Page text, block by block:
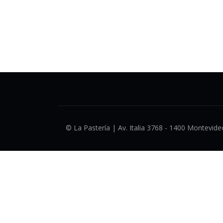
© La Pastería | Av. Italia 3768 - 1400